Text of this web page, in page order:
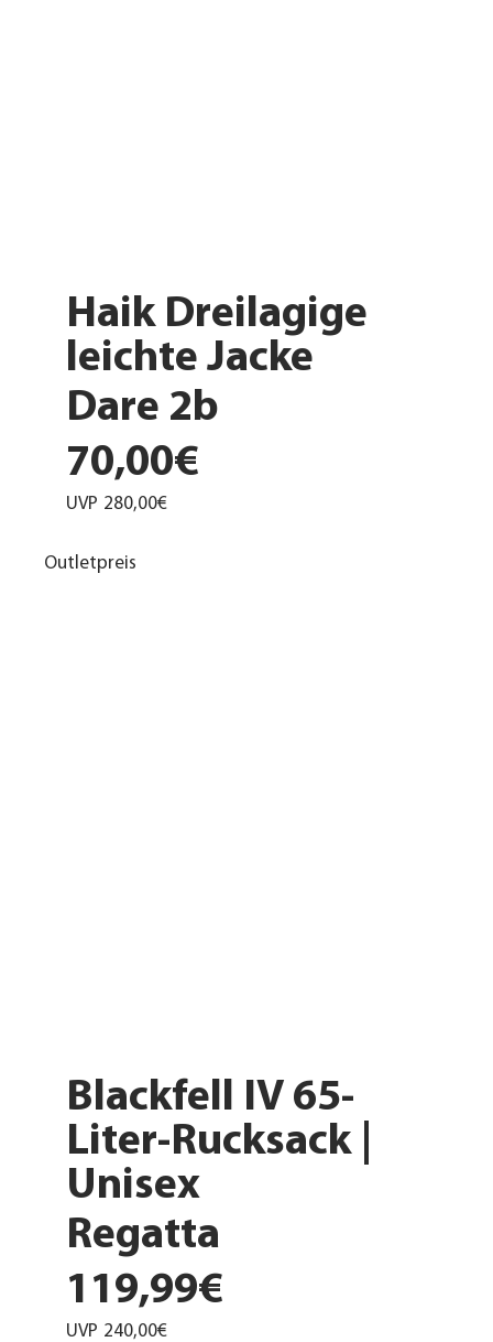
Haik Dreilagige
leichte Jacke
Dare 2b
70,00€
UVP 280,00€
Blackfell IV 65-
Liter-Rucksack |
Unisex
Regatta
119,99€
UVP 240,00€
Outletpreis